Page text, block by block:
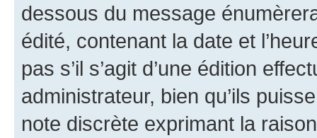
dessous du message
édité, contenant la date et
pas s’il s’agit d’une édition
administrateur, bien qu’ils
note discrète exprimant la